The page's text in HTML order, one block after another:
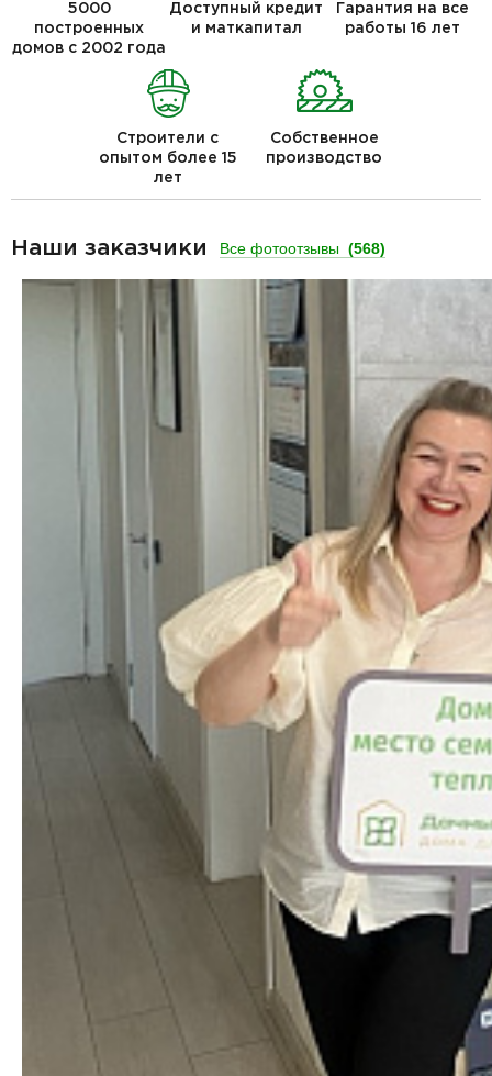
5000
построенных
домов с 2002 года
Доступный кредит
и маткапитал
Гарантия на все
работы 16 лет
Строители с
опытом более 15
лет
Собственное
производство
Наши заказчики Все фотоотзывы (568)